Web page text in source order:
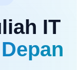
IT